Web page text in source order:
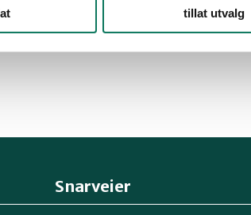
tillat utvalg
Snarveier